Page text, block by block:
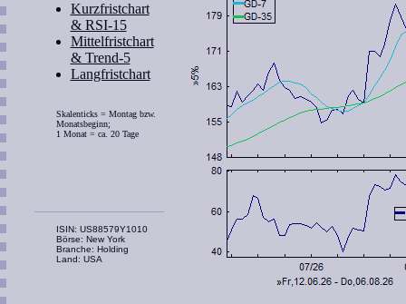
Kurzfristchart
& RSI-15
Mittelfristchart
& Trend-5
Langfristchart
Skalenticks = Montag bzw.
Monatsbeginn;
1 Monat = ca. 20 Tage
ISIN: US88579Y1010
Börse: New York
Branche: Holding
Land: USA